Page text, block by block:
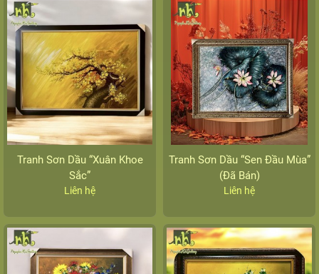
Tranh Sơn Dầu “Xuân Khoe
Sắc”
Liên hệ
Tranh Sơn Dầu “Sen Đầu Mùa”
(Đã Bán)
Liên hệ